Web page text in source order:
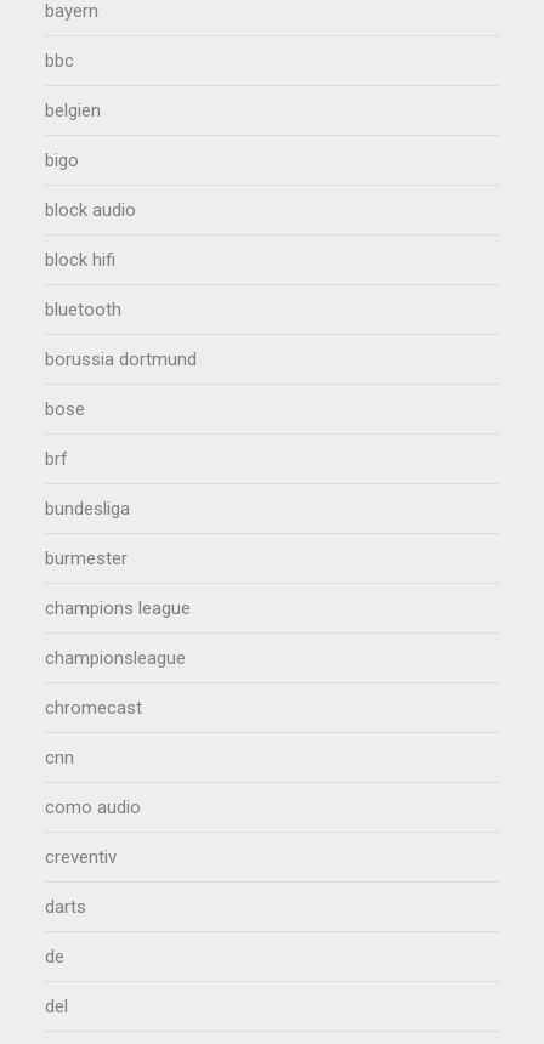
bayern
bbc
belgien
bigo
block audio
block hifi
bluetooth
borussia dortmund
bose
brf
bundesliga
burmester
champions league
championsleague
chromecast
cnn
como audio
creventiv
darts
de
del